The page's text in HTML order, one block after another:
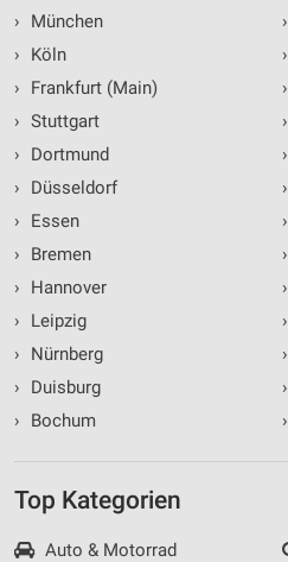
›
München
›
Köln
›
Frankfurt (Main)
› Stuttgart
›
Dortmund
›
Düsseldorf
›
Essen
›
Bremen
›
Hannover
›
Leipzig
›
Nürnberg
›
Duisburg
›
Bochum
›
›
›
›
›
›
›
›
›
›
›
›
›
Top Kategorien
Auto & Motorrad